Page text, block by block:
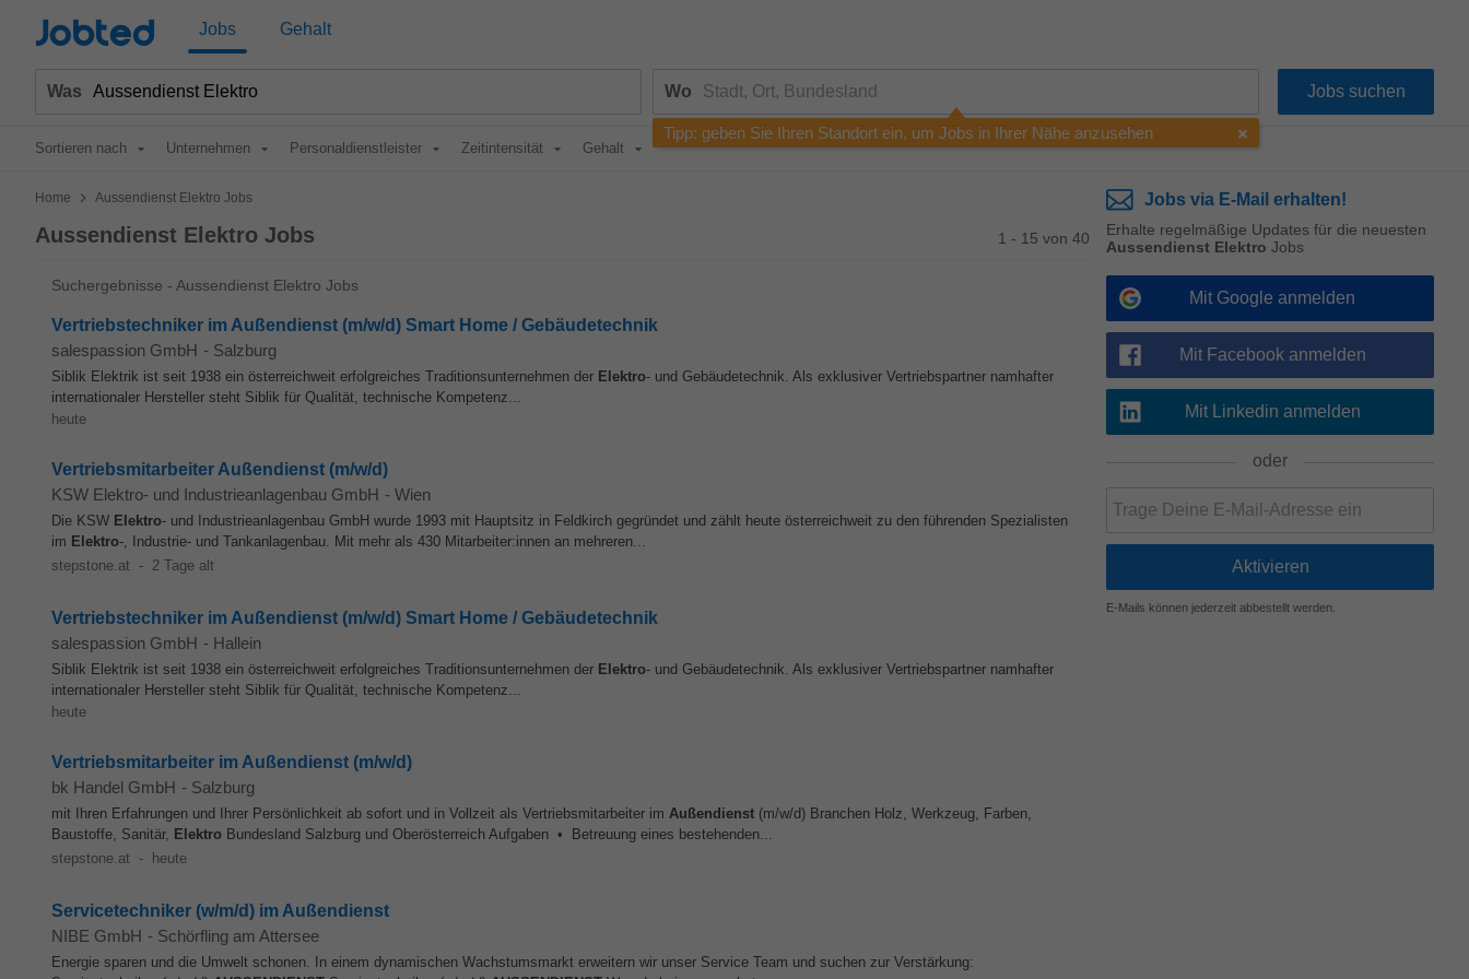
Jobted Jobs Gehalt
Was Wo
Tipp: geben Sie Ihren Standort ein, um Jobs in Ihrer Nähe anzusehen
Sortieren nach Unternehmen Personaldienstleister Zeitintensität Gehalt
Home > Aussendienst Elektro Jobs
Aussendienst Elektro Jobs 1 - 15 von 40
Suchergebnisse - Aussendienst Elektro Jobs
Vertriebstechniker im Außendienst (m/w/d) Smart Home / Gebäudetechnik
salespassion GmbH - Salzburg
Siblik Elektrik ist seit 1938 ein österreichweit erfolgreiches Traditionsunternehmen der Elektro- und Gebäudetechnik. Als exklusiver Vertriebspartner namhafter
internationaler Hersteller steht Siblik für Qualität, technische Kompetenz...
heute
Vertriebsmitarbeiter Außendienst (m/w/d)
KSW Elektro- und Industrieanlagenbau GmbH - Wien
Die KSW Elektro- und Industrieanlagenbau GmbH wurde 1993 mit Hauptsitz in Feldkirch gegründet und zählt heute österreichweit zu den führenden Spezialisten
im Elektro-, Industrie- und Tankanlagenbau. Mit mehr als 430 Mitarbeiter:innen an mehreren...
stepstone.at - 2 Tage alt
Vertriebstechniker im Außendienst (m/w/d) Smart Home / Gebäudetechnik
salespassion GmbH - Hallein
Siblik Elektrik ist seit 1938 ein österreichweit erfolgreiches Traditionsunternehmen der Elektro- und Gebäudetechnik. Als exklusiver Vertriebspartner namhafter
internationaler Hersteller steht Siblik für Qualität, technische Kompetenz...
heute
Vertriebsmitarbeiter im Außendienst (m/w/d)
bk Handel GmbH - Salzburg
mit Ihren Erfahrungen und Ihrer Persönlichkeit ab sofort und in Vollzeit als Vertriebsmitarbeiter im Außendienst (m/w/d) Branchen Holz, Werkzeug, Farben,
Baustoffe, Sanitär, Elektro Bundesland Salzburg und Oberösterreich Aufgaben • Betreuung eines bestehenden...
stepstone.at - heute
Servicetechniker (w/m/d) im Außendienst
NIBE GmbH - Schörfling am Attersee
Energie sparen und die Umwelt schonen. In einem dynamischen Wachstumsmarkt erweitern wir unser Service Team und suchen zur Verstärkung:
Jobs via E-Mail erhalten!
Erhalte regelmäßige Updates für die neuesten
Aussendienst Elektro Jobs
Mit Google anmelden
Mit Facebook anmelden
Mit Linkedin anmelden
oder
E-Mails können jederzeit abbestellt werden.